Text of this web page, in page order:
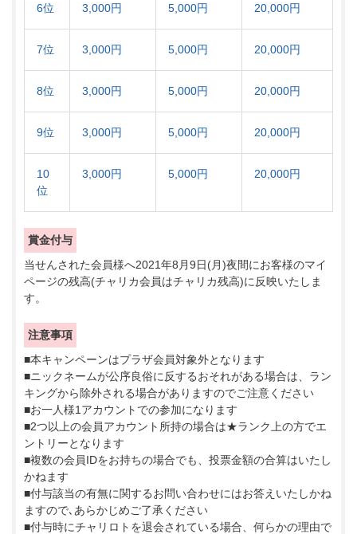
6位 3,000円 5,000円 20,000円
7位 3,000円 5,000円 20,000円
8位 3,000円 5,000円 20,000円
9位 3,000円 5,000円 20,000円
10
位
3,000円 5,000円 20,000円
賞金付与
当せんされた会員様へ2021年8月9日(月)夜間にお客様のマイ
ページの残高(チャリカ会員はチャリカ残高)に反映いたしま
す。
注意事項
■本キャンペーンはプラザ会員対象外となります
■ニックネームが公序良俗に反するおそれがある場合は、ラン
キングから除外される場合がありますのでご注意ください
■お一人様1アカウントでの参加になります
■2つ以上の会員アカウント所持の場合は★ランク上の方でエ
ントリーとなります
■複数の会員IDをお持ちの場合でも、投票金額の合算はいたし
かねます
■付与該当の有無に関するお問い合わせにはお答えいたしかね
ますので､あらかじめご了承ください
■付与時にチャリロトを退会されている場合、何らかの理由で